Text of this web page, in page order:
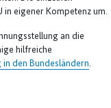
in eigener Kompetenz um.
an die
hilfreiche
in den Bundesländern.